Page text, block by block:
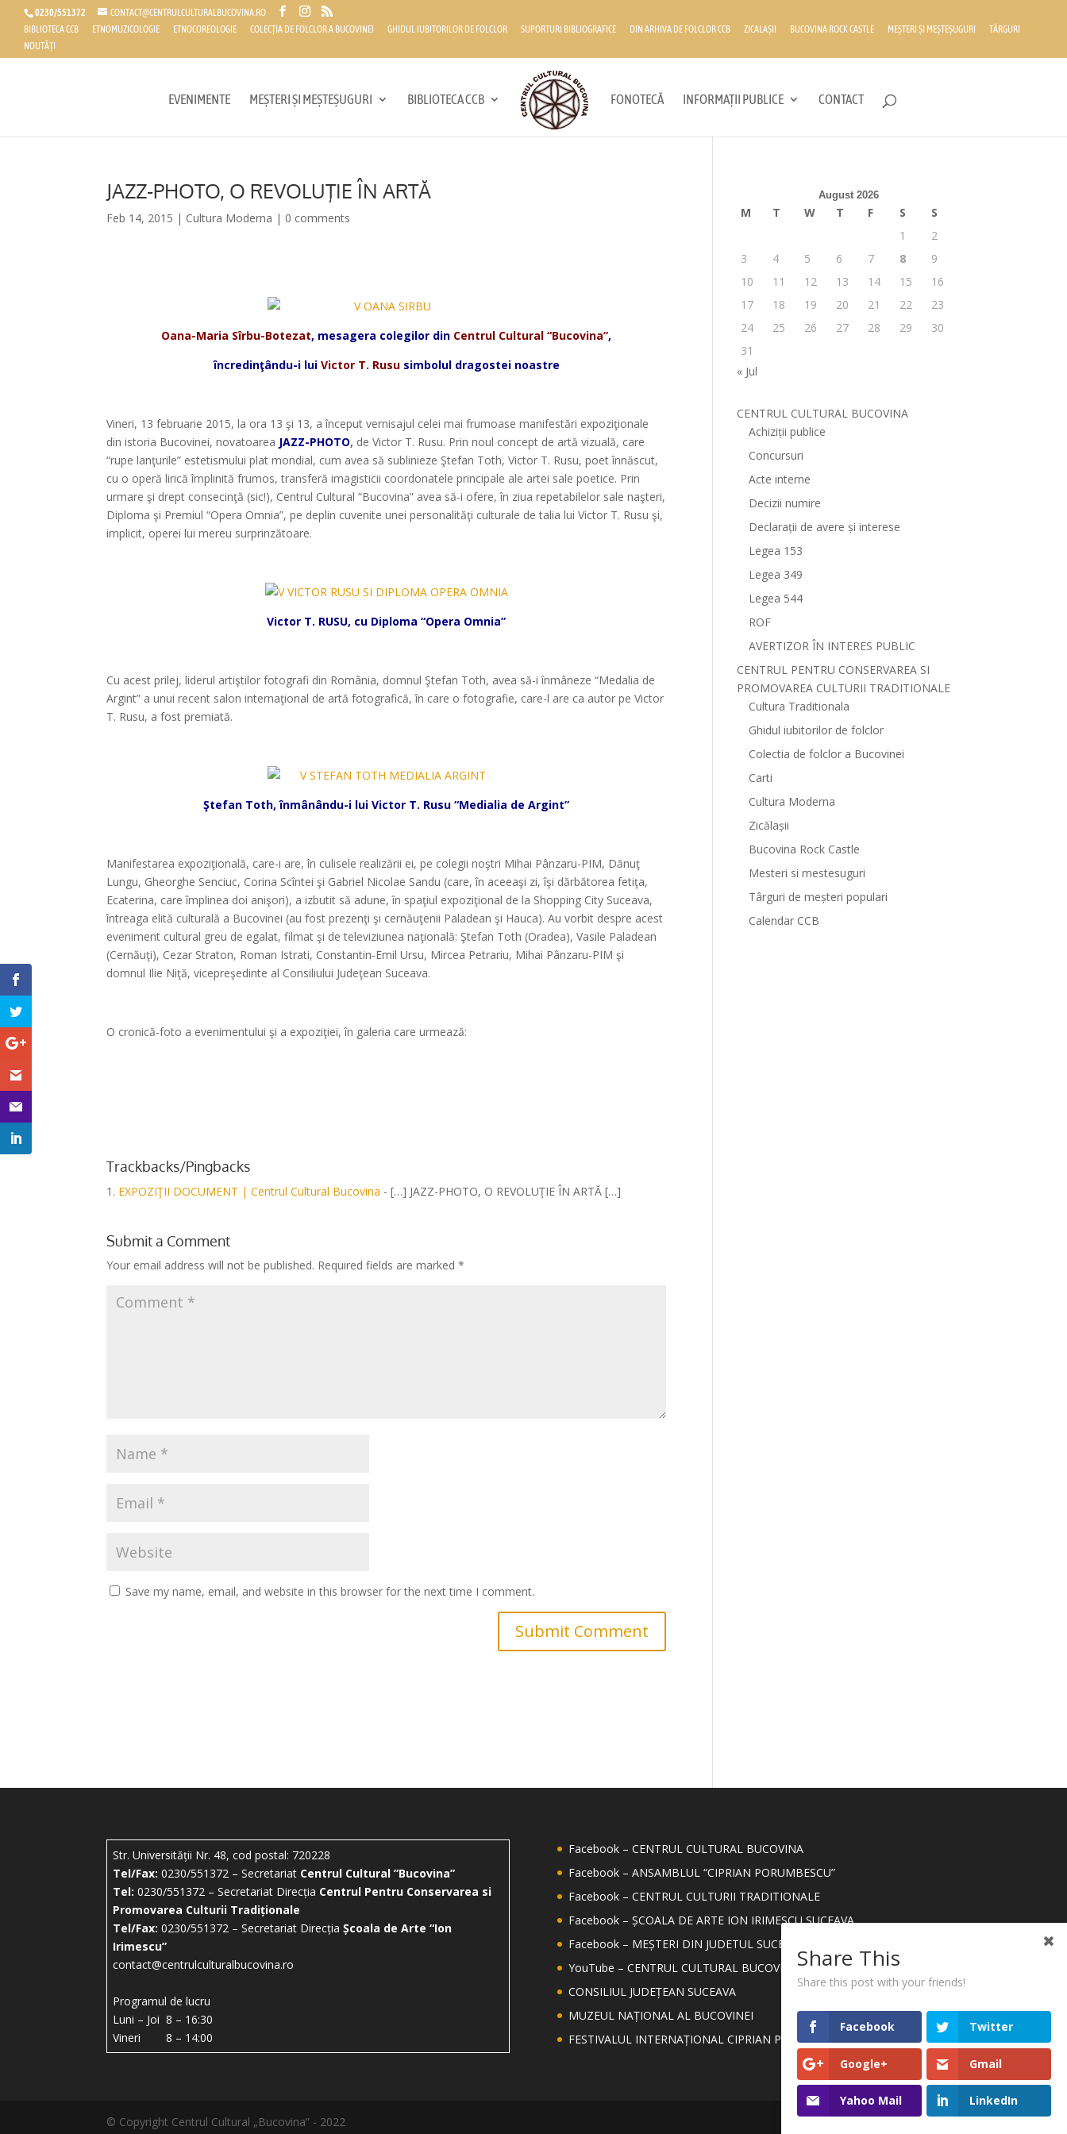
0230/551372
CONTACT@CENTRULCULTURALBUCOVINA.RO
BIBLIOTECA CCB
ETNOMUZICOLOGIE ETNOCOREOLOGIE COLECȚIA DE FOLCLOR A BUCOVINEI GHIDUL IUBITORILOR DE FOLCLOR SUPORTURI BIBLIOGRAFICE DIN ARHIVA DE FOLCLOR CCB ZICALAȘII BUCOVINA ROCK CASTLE MEȘTERI ȘI MEȘTEȘUGURI
TÂRGURI
NOUTĂȚI
EVENIMENTE MEȘTERI ȘI MEȘTEȘUGURI BIBLIOTECA CCB FONOTECĂ INFORMAȚII PUBLICE CONTACT
JAZZ-PHOTO, O REVOLUŢIE ÎN ARTĂ
Feb 14, 2015 | Cultura Moderna | 0 comments
Oana-Maria Sîrbu-Botezat, mesagera colegilor din Centrul Cultural “Bucovina”,
încredinţându-i lui Victor T. Rususimbolul dragostei noastre
Vineri, 13 februarie 2015, la ora 13 şi 13, a început vernisajul celei mai frumoase manifestări expoziţionale
din istoria Bucovinei, novatoarea JAZZ-PHOTO, de Victor T. Rusu. Prin noul concept de artă vizuală, care
“rupe lanţurile” estetismului plat mondial, cum avea să sublinieze Ştefan Toth, Victor T. Rusu, poet înnăscut,
cu o operă lirică împlinită frumos, transferă imagisticii coordonatele principale ale artei sale poetice. Prin
urmare şi drept consecinţă (sic!), Centrul Cultural “Bucovina” avea să-i ofere, în ziua repetabilelor sale naşteri,
Diploma şi Premiul “Opera Omnia”, pe deplin cuvenite unei personalităţi culturale de talia lui Victor T. Rusu şi,
implicit, operei lui mereu surprinzătoare.
Victor T. RUSU, cu Diploma “Opera Omnia”
Cu acest prilej, liderul artiştilor fotografi din România, domnul Ştefan Toth, avea să-i înmâneze “Medalia de
Argint” a unui recent salon internaţional de artă fotografică, în care o fotografie, care-l are ca autor pe Victor
T. Rusu, a fost premiată.
Ştefan Toth, înmânându-i lui Victor T. Rusu “Medialia de Argint”
Manifestarea expoziţională, care-i are, în culisele realizării ei, pe colegii noştri Mihai Pânzaru-PIM, Dănuţ
Lungu, Gheorghe Senciuc, Corina Scîntei şi Gabriel Nicolae Sandu (care, în aceeaşi zi, îşi dărbătorea fetiţa,
Ecaterina, care împlinea doi anişori), a izbutit să adune, în spaţiul expoziţional de la Shopping City Suceava,
întreaga elită culturală a Bucovinei (au fost prezenţi şi cernăuţenii Paladean şi Hauca). Au vorbit despre acest
eveniment cultural greu de egalat, filmat şi de televiziunea naţională: Ştefan Toth (Oradea), Vasile Paladean
(Cernăuţi), Cezar Straton, Roman Istrati, Constantin-Emil Ursu, Mircea Petrariu, Mihai Pânzaru-PIM şi
domnul Ilie Niţă, vicepreşedinte al Consiliului Judeţean Suceava.
O cronică-foto a evenimentului şi a expoziţiei, în galeria care urmează:
Trackbacks/Pingbacks
EXPOZIŢII DOCUMENT | Centrul Cultural Bucovina - […] JAZZ-PHOTO, O REVOLUŢIE ÎN ARTĂ […]
Submit a Comment
Your email address will not be published. Required fields are marked*
Save my name, email, and website in this browser for the next time I comment.
August 2026
M T W T F S
S
1
2
3
4 5 6 7 8
9
10
11 12 13 14 15
16
17
18 19 20 21 22
23
24
25 26 27 28 29
30
31
« Jul
CENTRUL CULTURAL BUCOVINA
Achiziții publice
Concursuri
Acte interne
Decizii numire
Declarații de avere și interese
Legea 153
Legea 349
Legea 544
ROF
AVERTIZOR ÎN INTERES PUBLIC
CENTRUL PENTRU CONSERVAREA SI
PROMOVAREA CULTURII TRADITIONALE
Cultura Traditionala
Ghidul iubitorilor de folclor
Colectia de folclor a Bucovinei
Carti
Cultura Moderna
Zicălașii
Bucovina Rock Castle
Mesteri si mestesuguri
Târguri de meșteri populari
Calendar CCB
Str. Universității Nr. 48, cod postal: 720228
Tel/Fax: 0230/551372 – Secretariat Centrul Cultural ”Bucovina”
Tel: 0230/551372 – Secretariat Direcția Centrul Pentru Conservarea si
Promovarea Culturii Tradiționale
Tel/Fax: 0230/551372 – Secretariat DirecțiaȘcoala de Arte “Ion
Irimescu”
contact@centrulculturalbucovina.ro
Programul de lucru
Luni – Joi 8 – 16:30
Vineri 8 – 14:00
Facebook – CENTRUL CULTURAL BUCOVINA
Facebook – ANSAMBLUL “CIPRIAN PORUMBESCU”
Facebook – CENTRUL CULTURII TRADITIONALE
Facebook – ȘCOALA DE ARTE ION IRIMESCU SUCEAVA
Facebook – MEȘTERI DIN JUDETUL SUCEAVA
YouTube – CENTRUL CULTURAL BUCOVINA
CONSILIUL JUDEȚEAN SUCEAVA
MUZEUL NAȚIONAL AL BUCOVINEI
FESTIVALUL INTERNAȚIONAL CIPRIAN PORUMBESCU
© Copyright Centrul Cultural „Bucovina” - 2022
Share This
Share this post with your friends!
Facebook Twitter
Google+ Gmail
Yahoo Mail LinkedIn